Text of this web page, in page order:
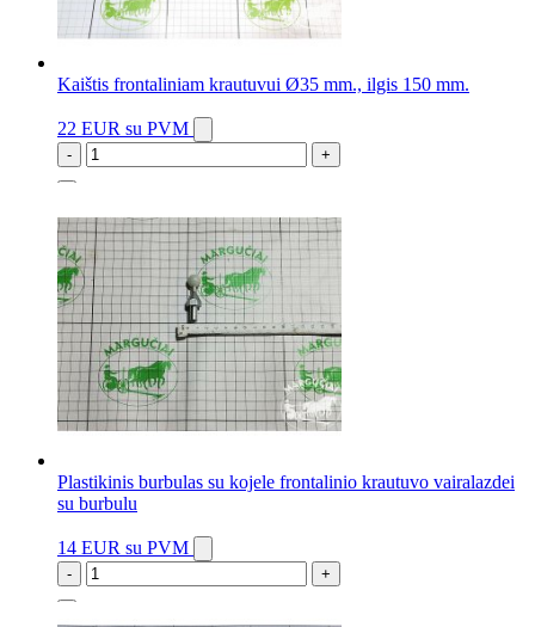
Kaištis frontaliniam krautuvui Ø35 mm., ilgis 150 mm.
22 EUR su PVM
- +
Plastikinis burbulas su kojele frontalinio krautuvo vairalazdei
su burbulu
14 EUR su PVM
- +